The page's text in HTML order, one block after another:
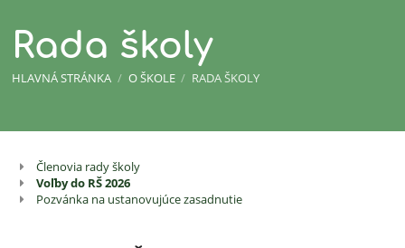
Rada školy
HLAVNÁ STRÁNKA / O ŠKOLE / RADA ŠKOLY
Rada
školy
Členovia rady školy
Voľby do RŠ 2026
Pozvánka na ustanovujúce zasadnutie